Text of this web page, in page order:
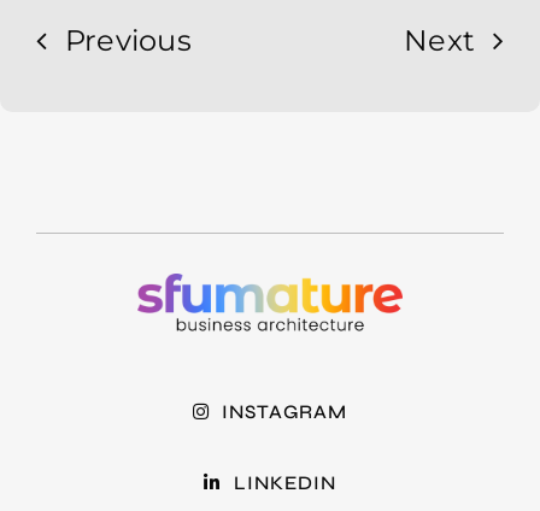
Previous Next
INSTAGRAM
LINKEDIN